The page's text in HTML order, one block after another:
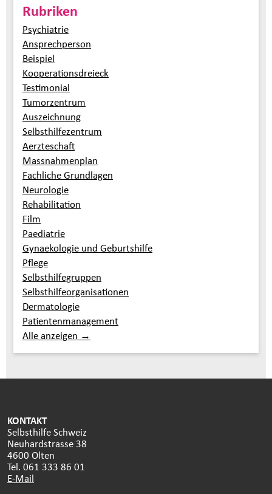
Rubriken
Psychiatrie
Ansprechperson
Beispiel
Kooperationsdreieck
Testimonial
Tumorzentrum
Auszeichnung
Selbsthilfezentrum
Aerzteschaft
Massnahmenplan
Fachliche Grundlagen
Neurologie
Rehabilitation
Film
Paediatrie
Gynaekologie und Geburtshilfe
Pflege
Selbsthilfegruppen
Selbsthilfeorganisationen
Dermatologie
Patientenmanagement
Alle anzeigen →
KONTAKT
Selbsthilfe Schweiz
Neuhardstrasse 38
4600 Olten
Tel. 061 333 86 01
E-Mail